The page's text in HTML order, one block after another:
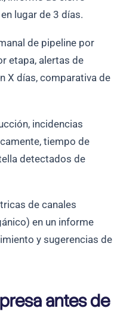
lugar de 3 días.
de pipeline por
etapa, alertas de
X días, comparativa de
incidencias
tiempo de
detectados de
de canales
en un informe
y sugerencias de
antes de